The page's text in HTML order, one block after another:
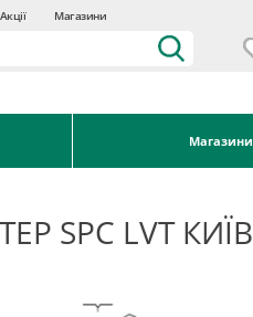
Акції Магазини
Магазини
SPC LVT КИЇВ